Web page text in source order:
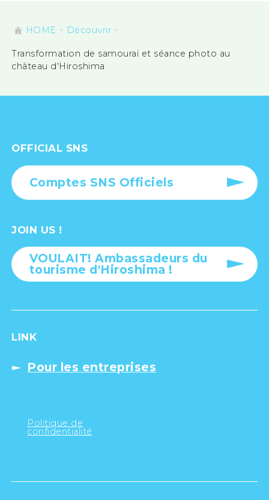
HOME Découvrir
Transformation de samouraï et séance photo au
château d'Hiroshima
OFFICIAL SNS
Comptes SNS Officiels
JOIN US !
VOULAIT! Ambassadeurs du
tourisme d'Hiroshima !
LINK
Pour les entreprises
Politique de
confidentialité